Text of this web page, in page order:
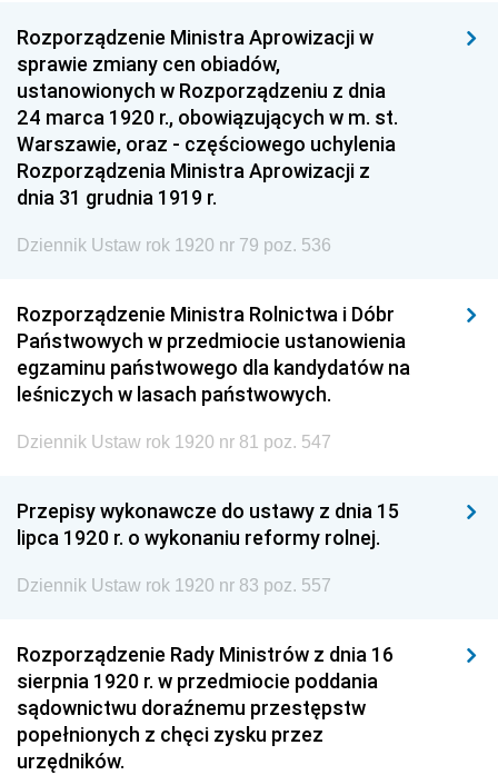
Rozporządzenie Ministra Aprowizacji w
sprawie zmiany cen obiadów,
ustanowionych w Rozporządzeniu z dnia
24 marca 1920 r., obowiązujących w m. st.
Warszawie, oraz - częściowego uchylenia
Rozporządzenia Ministra Aprowizacji z
dnia 31 grudnia 1919 r.
Dziennik Ustaw rok 1920 nr 79 poz. 536
Rozporządzenie Ministra Rolnictwa i Dóbr
Państwowych w przedmiocie ustanowienia
egzaminu państwowego dla kandydatów na
leśniczych w lasach państwowych.
Dziennik Ustaw rok 1920 nr 81 poz. 547
Przepisy wykonawcze do ustawy z dnia 15
lipca 1920 r. o wykonaniu reformy rolnej.
Dziennik Ustaw rok 1920 nr 83 poz. 557
Rozporządzenie Rady Ministrów z dnia 16
sierpnia 1920 r. w przedmiocie poddania
sądownictwu doraźnemu przestępstw
popełnionych z chęci zysku przez
urzędników.